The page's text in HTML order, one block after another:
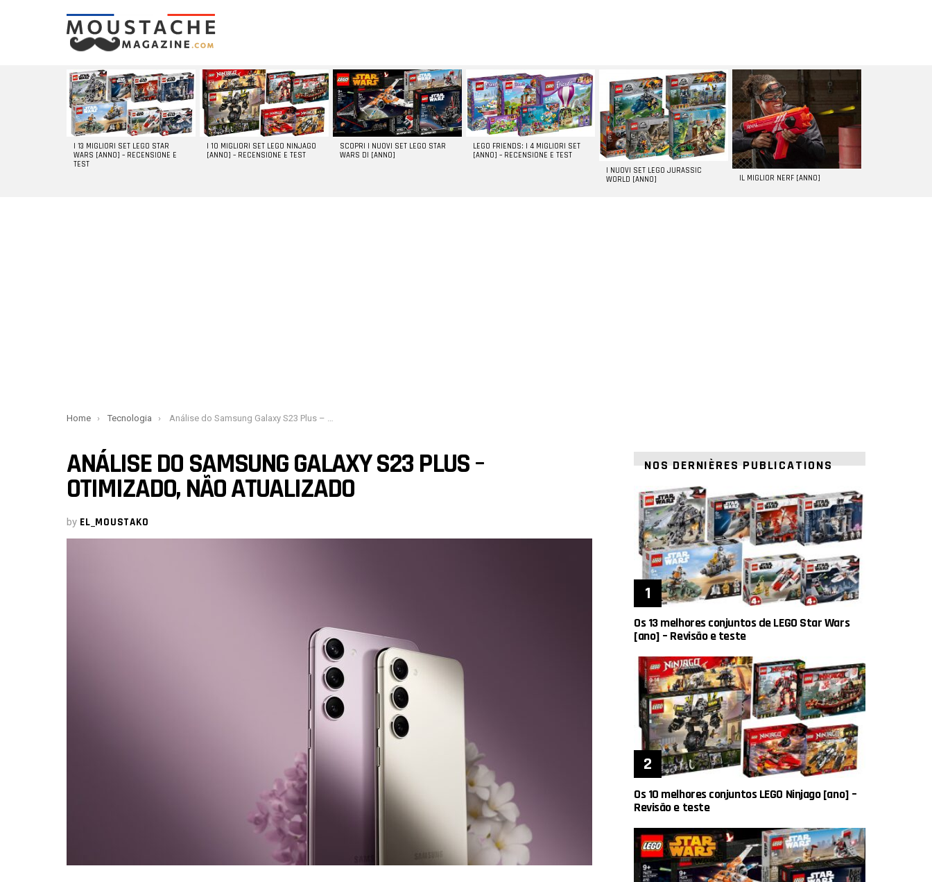
LATEST
STORIES
I 13 MIGLIORI SET LEGO STAR
WARS [ANNO] – RECENSIONE E
TEST
I 10 MIGLIORI SET LEGO NINJAGO
[ANNO] – RECENSIONE E TEST
SCOPRI I NUOVI SET LEGO STAR
WARS DI [ANNO]
LEGO FRIENDS: I 4 MIGLIORI SET
[ANNO] – RECENSIONE E TEST
I NUOVI SET LEGO JURASSIC
WORLD [ANNO]
IL MIGLIOR NERF [ANNO]
You are here:
Home Tecnologia Análise do Samsung Galaxy S23 Plus – Otimizado, não atualizado
ANÁLISE DO SAMSUNG GALAXY S23 PLUS –
OTIMIZADO, NÃO ATUALIZADO
by EL_MOUSTAKO
NOS DERNIÈRES PUBLICATIONS
Os 13 melhores conjuntos de LEGO Star Wars
[ano] – Revisão e teste
Os 10 melhores conjuntos LEGO Ninjago [ano] –
Revisão e teste